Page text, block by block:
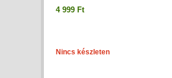
4 999 Ft
Nincs készleten